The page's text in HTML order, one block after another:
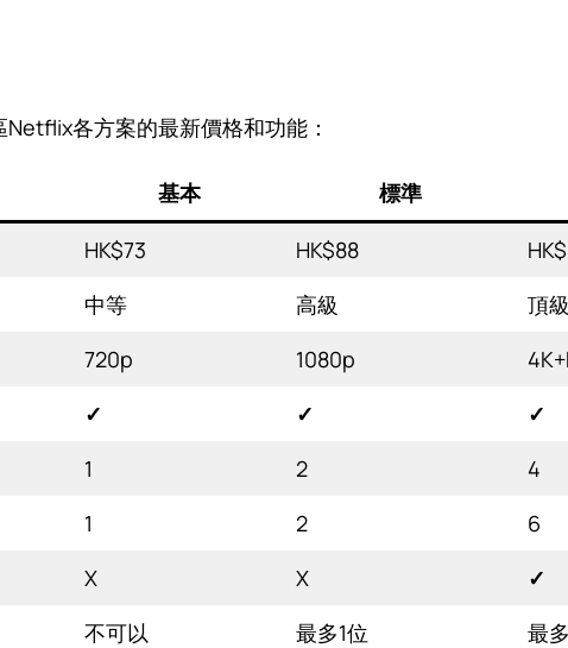
各方案的最新價格和功能：
基本 標準
HK$73 HK$88
中等 高級
頂級
720p 1080p
✓ ✓
✓
1 2
4
1 2
6
X X
✓
不可以 最多1位
最